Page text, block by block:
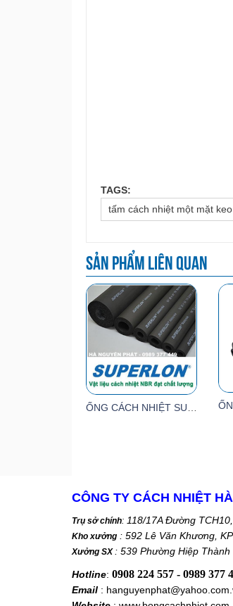
TAGS:
tấm cách nhiệt một mặt keo
Sản phẩm liên quan
ỐNG CÁCH NHIỆT SUPERLON
CÔNG TY CÁCH NHIỆT
Trụ sở chính: 118/17A Đường
Kho xưởng : 592 Lê Văn Khương,
Xưởng SX: 539 Phường Hiệp Thành
Hotline: 0908 224 557 - 0989 377
Email :